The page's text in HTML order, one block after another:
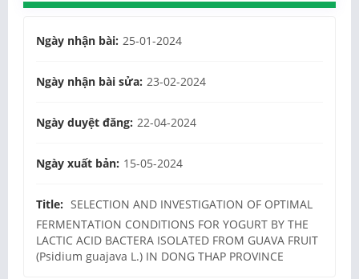
Ngày nhận bài: 25-01-2024
Ngày nhận bài sửa: 23-02-2024
Ngày duyệt đăng: 22-04-2024
Ngày xuất bản: 15-05-2024
Title: SELECTION AND INVESTIGATION OF OPTIMAL
FERMENTATION CONDITIONS FOR YOGURT BY THE
LACTIC ACID BACTERA ISOLATED FROM GUAVA FRUIT
(Psidium guajava L.) IN DONG THAP PROVINCE